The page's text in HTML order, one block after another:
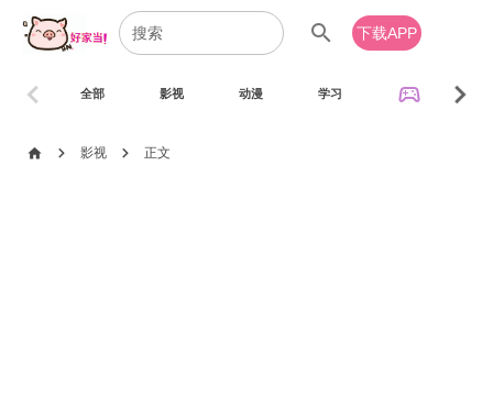
search 下载APP
全部 影视 动漫 学习 sports_esports
chevron_left chevron_right
home chevron_right 影视 chevron_right 正文